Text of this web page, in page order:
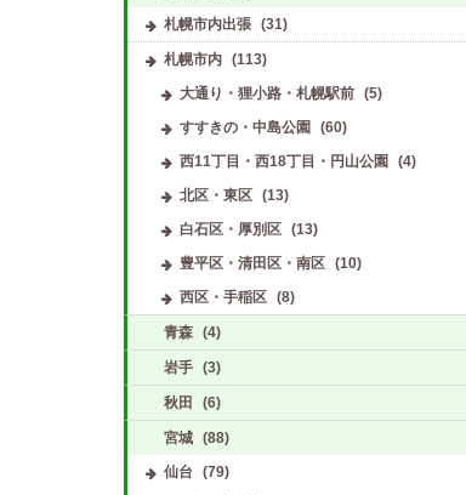
(すすきの駅)
札幌市内出張 (31)
札幌市内 (113)
大通り・狸小路・札幌駅前
(5)
すすきの・中島公園
(60)
西11丁目・西18丁目・円山公園
(4)
北区・東区
(13)
白石区・厚別区
(13)
豊平区・清田区・南区
(10)
西区・手稲区
(8)
青森 (4)
岩手 (3)
秋田 (6)
宮城 (88)
仙台 (79)